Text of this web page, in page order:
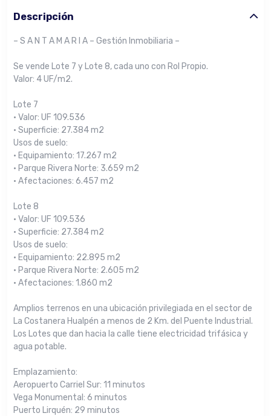
Descripción
– S A N T A M A R I A – Gestión Inmobiliaria –
Se vende Lote 7 y Lote 8, cada uno con Rol Propio.
Valor: 4 UF/m2.
Lote 7
• Valor: UF 109.536
• Superficie: 27.384 m2
Usos de suelo:
• Equipamiento: 17.267 m2
• Parque Rivera Norte: 3.659 m2
• Afectaciones: 6.457 m2
Lote 8
• Valor: UF 109.536
• Superficie: 27.384 m2
Usos de suelo:
• Equipamiento: 22.895 m2
• Parque Rivera Norte: 2.605 m2
• Afectaciones: 1.860 m2
Amplios terrenos en una ubicación privilegiada en el sector de
La Costanera Hualpén a menos de 2 Km. del Puente Industrial.
Los Lotes que dan hacia la calle tiene electricidad trifásica y
agua potable.
Emplazamiento:
Aeropuerto Carriel Sur: 11 minutos
Vega Monumental: 6 minutos
Puerto Lirquén: 29 minutos